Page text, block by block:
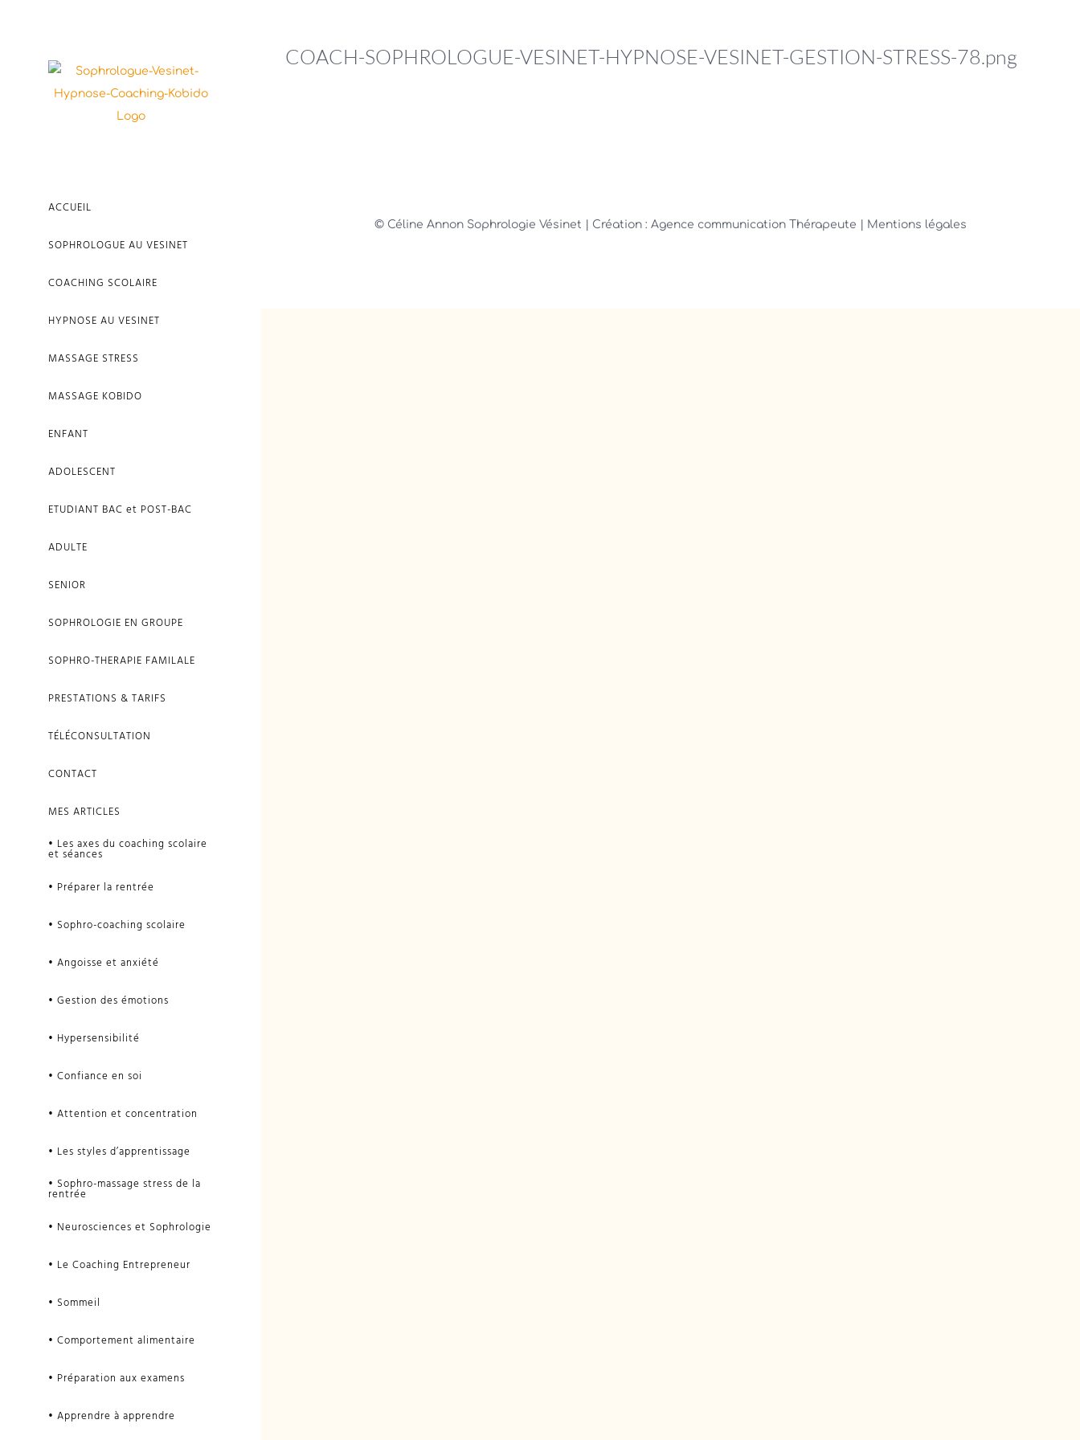
ACCUEIL
SOPHROLOGUE AU VESINET
COACHING SCOLAIRE
HYPNOSE AU VESINET
MASSAGE STRESS
MASSAGE KOBIDO
ENFANT
ADOLESCENT
ETUDIANT BAC et POST-BAC
ADULTE
SENIOR
SOPHROLOGIE EN GROUPE
SOPHRO-THERAPIE FAMILALE
PRESTATIONS & TARIFS
TÉLÉCONSULTATION
CONTACT
MES ARTICLES
• Les axes du coaching scolaire
et séances
• Préparer la rentrée
• Sophro-coaching scolaire
• Angoisse et anxiété
• Gestion des émotions
• Hypersensibilité
• Confiance en soi
• Attention et concentration
• Les styles d’apprentissage
• Sophro-massage stress de la
rentrée
• Neurosciences et Sophrologie
• Le Coaching Entrepreneur
• Sommeil
• Comportement alimentaire
• Préparation aux examens
• Apprendre à apprendre
COACH-SOPHROLOGUE-VESINET-HYPNOSE-VESINET-GESTION-STRESS-78.png
© Céline Annon Sophrologie Vésinet | Création : Agence communication Thérapeute | Mentions légales